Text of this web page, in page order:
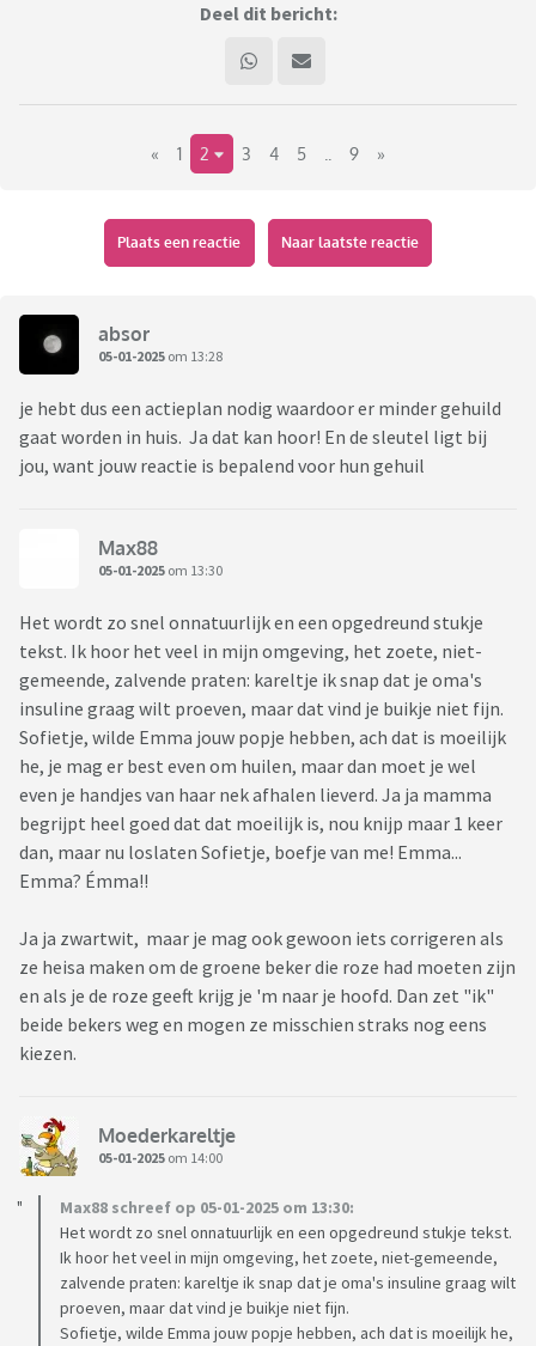
Deel dit bericht:
« 1 2 3 4 5 9 »
Plaats een reactie Naar laatste reactie
absor
05-01-2025 om 13:28
je hebt dus een actieplan nodig waardoor er minder gehuild
gaat worden in huis. Ja dat kan hoor! En de sleutel ligt bij
jou, want jouw reactie is bepalend voor hun gehuil
Max88
05-01-2025 om 13:30
Het wordt zo snel onnatuurlijk en een opgedreund stukje
tekst. Ik hoor het veel in mijn omgeving, het zoete, niet-
gemeende, zalvende praten: kareltje ik snap dat je oma's
insuline graag wilt proeven, maar dat vind je buikje niet fijn.
Sofietje, wilde Emma jouw popje hebben, ach dat is moeilijk
he, je mag er best even om huilen, maar dan moet je wel
even je handjes van haar nek afhalen lieverd. Ja ja mamma
begrijpt heel goed dat dat moeilijk is, nou knijp maar 1 keer
dan, maar nu loslaten Sofietje, boefje van me! Emma...
Emma? Émma!!
Ja ja zwartwit, maar je mag ook gewoon iets corrigeren als
ze heisa maken om de groene beker die roze had moeten zijn
en als je de roze geeft krijg je 'm naar je hoofd. Dan zet "ik"
beide bekers weg en mogen ze misschien straks nog eens
kiezen.
Moederkareltje
05-01-2025 om 14:00
Max88 schreef op 05-01-2025 om 13:30:
Het wordt zo snel onnatuurlijk en een opgedreund stukje tekst.
Ik hoor het veel in mijn omgeving, het zoete, niet-gemeende,
zalvende praten: kareltje ik snap dat je oma's insuline graag wilt
proeven, maar dat vind je buikje niet fijn.
Sofietje, wilde Emma jouw popje hebben, ach dat is moeilijk he,